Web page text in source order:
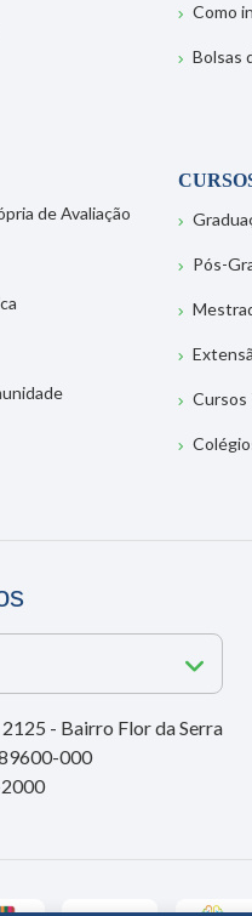
de Avaliação
Como
Bolsas
Pós-
Cursos
- Bairro Flor da Serra
89600-000